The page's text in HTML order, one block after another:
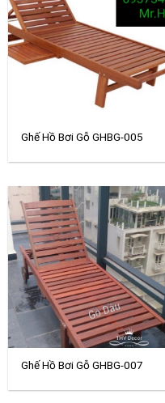
Ghế Hồ Bơi Gỗ GHBG-005
Ghế Hồ Bơi Gỗ GHBG-007